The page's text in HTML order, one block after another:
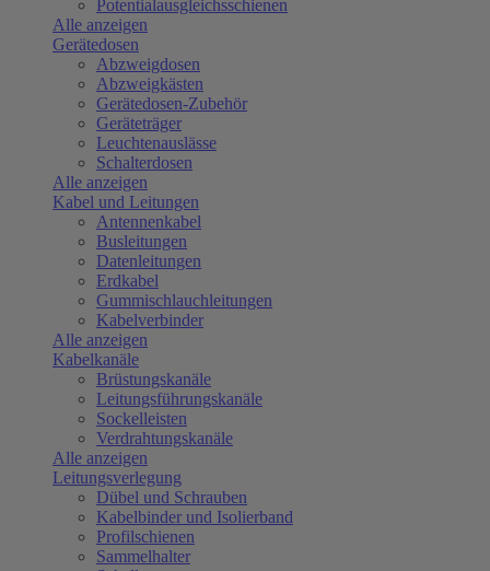
Potentialausgleichsschienen
Alle anzeigen
Gerätedosen
Abzweigdosen
Abzweigkästen
Gerätedosen-Zubehör
Geräteträger
Leuchtenauslässe
Schalterdosen
Alle anzeigen
Kabel und Leitungen
Antennenkabel
Busleitungen
Datenleitungen
Erdkabel
Gummischlauchleitungen
Kabelverbinder
Alle anzeigen
Kabelkanäle
Brüstungskanäle
Leitungsführungskanäle
Sockelleisten
Verdrahtungskanäle
Alle anzeigen
Leitungsverlegung
Dübel und Schrauben
Kabelbinder und Isolierband
Profilschienen
Sammelhalter